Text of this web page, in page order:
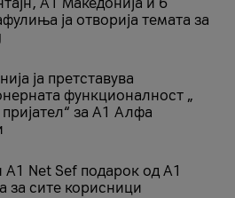
A1 Македонија и 6
ја отворија темата за
ја претставува
функционалност „
за А1 Алфа
A1 Net Sеf подарок од А1
за сите корисници